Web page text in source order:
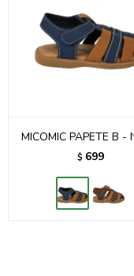
MICOMIC PAPETE B -
$ 699